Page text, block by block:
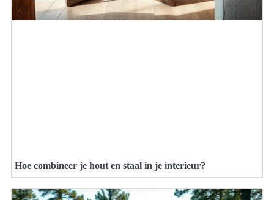
Hoe combineer je hout en staal in je interieur?